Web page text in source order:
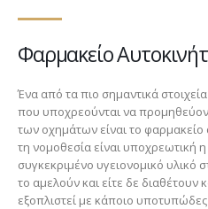
Φαρμακείο
Ένα από τα πιο σημαντικά
που υποχρεούνται να
των οχημάτων είναι το
τη νομοθεσία είναι υποχρεωτική
συγκεκριμένο υγειονομικό υλικό
το αμελούν και είτε δε διαθέτουν
εξοπλιστεί με κάποιο